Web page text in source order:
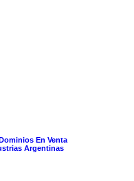
En Venta
Argentinas